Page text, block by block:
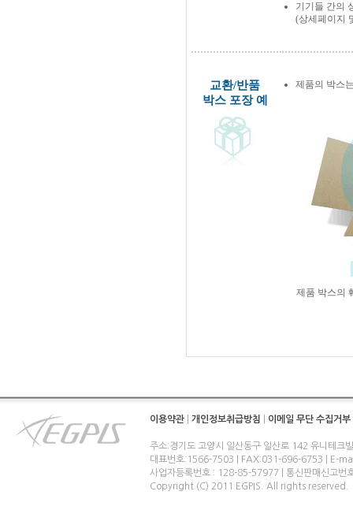
기기들 간의
(상세페이지
교환/반품
박스 포장 예
제품의 박스
제품 박스의
이용약관 개인정보취급방침 이메일 무단 수집거부
주소:경기도 고양시 일산동구 일산로 142 유니테크
대표번호:1566-7503 | FAX:031-696-6753 | E-
사업자등록번호 : 128-85-57977 | 통신판매신고번
Copyright (C) 2011 EGPIS. All rights reserved.